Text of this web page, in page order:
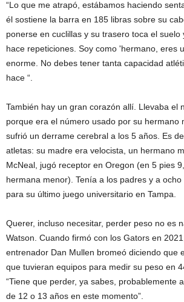
“Lo que me atrapó, estábamos haciendo
él sostiene la barra en 185 libras sobre su
ponerse en cuclillas y su trasero toca el suelo
hace repeticiones. Soy como 'hermano, eres
enorme. No debes tener tanta capacidad
hace “.
También hay un gran corazón allí. Llevaba el
porque era el número usado por su hermano
sufrió un derrame cerebral a los 5 años. Es
atletas: su madre era velocista, un hermano
McNeal, jugó receptor en Oregon (en 5 pies
hermana menor). Tenía a los padres y a
para su último juego universitario en Tampa.
Querer, incluso necesitar, perder peso no es
Watson. Cuando firmó con los Gators en
entrenador Dan Mullen bromeó diciendo que
que tuvieran equipos para medir su peso en
“Tiene que perder, ya sabes, probablemente
de 12 o 13 años en este momento”.